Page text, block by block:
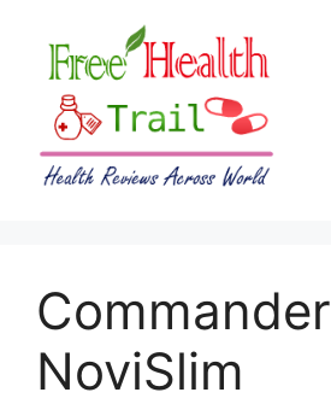
content
Commander
NoviSlim